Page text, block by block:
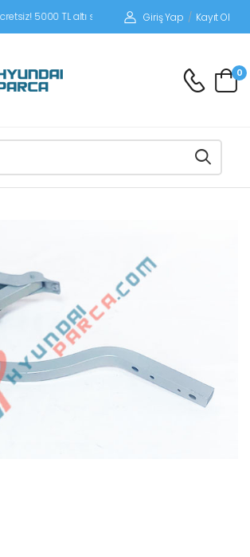
5000 TL altı siparişlerinizde siparişleriniz alıcı
Giriş Yap / Kayıt Ol
0